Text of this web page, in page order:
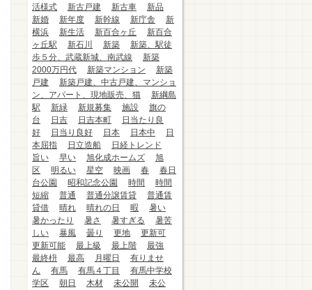
活様式
新古戸建 新古車
新品
新婚
新年度 新幹線 新庁舎
新
横浜
新生活 新百合ヶ丘
新百合
ヶ丘駅
新石川 新築
新築、駅徒
歩５分、武蔵新城、南武線
新築
2000万円代
新築マンション
新築
戸建
新築戸建、中古戸建、マンショ
ン、アパート、現地販売、猫
新綱島
駅
新緑 新規募集 施設
旗の
台
日吉 日吉本町
日当たり良
好
日当り良好 日本 日本中
日
本屈指
日立造船
日経トレンド
旨い
早い 旭化成ホームズ
旭
区
明るい 星空 映画 春
春日
台公園
昭和記念公園 時間
時間
短縮
普通 普通分譲賃貸
普通賃
貸借
晴れ 晴れの日 暇
暑い
暑かったり
暑さ 暑すぎる
暑苦
しい
暴風 曇り 更地
更新可
更新可能
最上級 最上階
最強
最終枡
最高 月曜日
有りませ
ん
有馬 有馬４丁目
有馬中学校
学区
朝日 木材 未公開
未公